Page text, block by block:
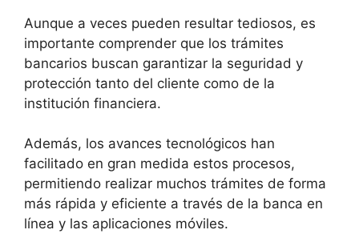
Aunque a veces pueden resultar tediosos, es
importante comprender que los trámites
bancarios buscan garantizar la seguridad y
protección tanto del cliente como de la
institución financiera.
Además, los avances tecnológicos han
facilitado en gran medida estos procesos,
permitiendo realizar muchos trámites de forma
más rápida y eficiente a través de la banca en
línea y las aplicaciones móviles.